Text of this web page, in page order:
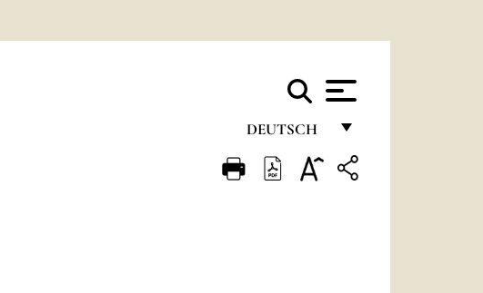
DEUTSCH
FRANÇAIS